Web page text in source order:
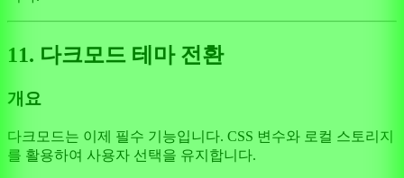
11. 다크모드 테마 전환
개요
다크모드는 이제 필수 기능입니다. CSS 변수와 로컬 스토리지
를 활용하여 사용자 선택을 유지합니다.